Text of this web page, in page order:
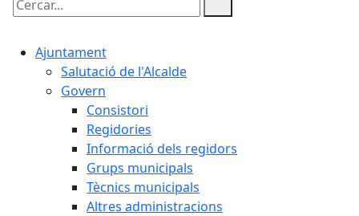
Cercar:
Ajuntament
Salutació de l'Alcalde
Govern
Consistori
Regidories
Informació dels regidors
Grups municipals
Tècnics municipals
Altres administracions